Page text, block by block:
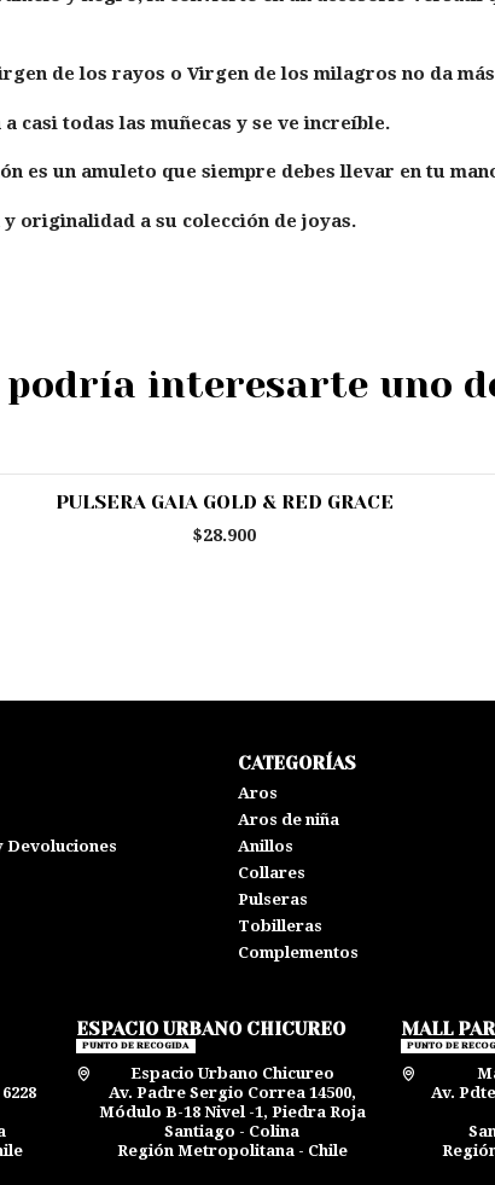
de los rayos o Virgen de los milagros no da
casi todas las muñecas y se ve increíble.
es un amuleto que siempre debes llevar en tu
originalidad a su colección de joyas.
podría interesarte uno
PULSERA GAIA GOLD & RED GRACE
$28.900
Devoluciones
CATEGORÍAS
Aros
Aros de niña
Anillos
Collares
Pulseras
Tobilleras
Complementos
ESPACIO URBANO CHICUREO
PUNTO DE RECOGIDA
Espacio Urbano Chicureo
Av. Padre Sergio Correa 14500,
Módulo B-18 Nivel -1, Piedra Roja
Santiago - Colina
Región Metropolitana - Chile
MALL
PUNTO DE
Av.